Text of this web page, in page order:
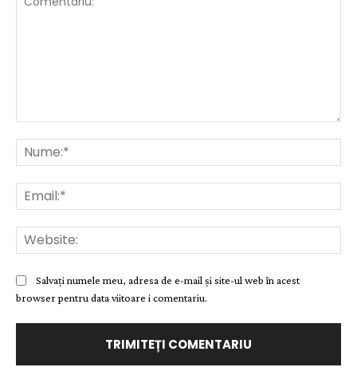
Salvați numele meu, adresa de e-mail și site-ul web în acest
browser pentru data viitoare i comentariu.